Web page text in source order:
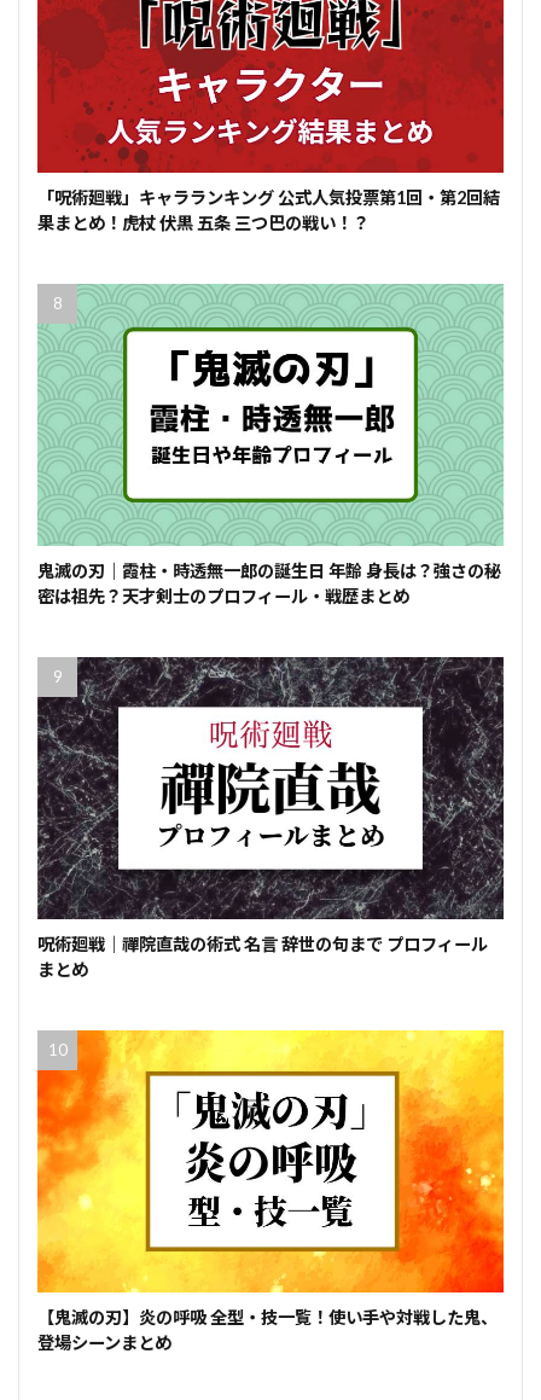
「呪術廻戦」キャラランキング 公式人気投票第1回・第2回結
果まとめ！虎杖 伏黒 五条 三つ巴の戦い！？
鬼滅の刃｜霞柱・時透無一郎の誕生日 年齢 身長は？強さの秘
密は祖先？天才剣士のプロフィール・戦歴まとめ
呪術廻戦｜禪院直哉の術式 名言 辞世の句まで プロフィール
まとめ
【鬼滅の刃】炎の呼吸 全型・技一覧！使い手や対戦した鬼、
登場シーンまとめ